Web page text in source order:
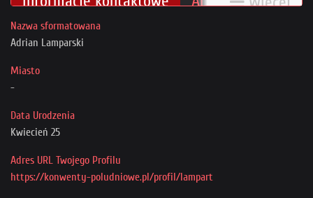
My Conventions List
Nazwa sformatowana
Adrian Lamparski
Miasto
-
Data Urodzenia
Kwiecień 25
Adres URL Twojego Profilu
https://konwenty-poludniowe.pl/profil/lampart